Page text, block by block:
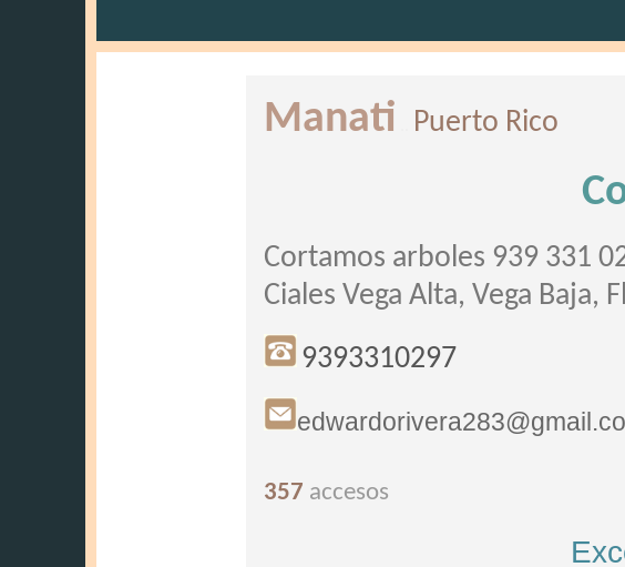
Manati Puerto Rico
Cortamos arboles 939 331
Ciales Vega Alta, Vega
9393310297
357 accesos